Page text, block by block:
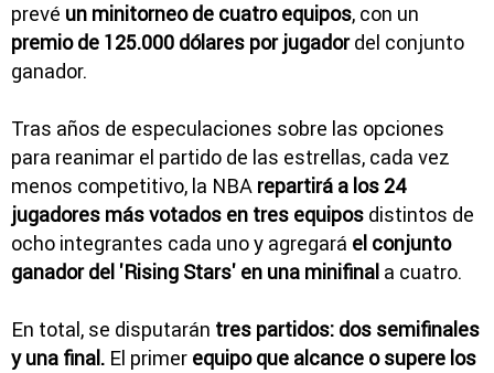
prevé un minitorneo de cuatro equipos, con un
premio de 125.000 dólares por jugadordel conjunto
ganador.
Tras años de especulaciones sobre las opciones
para reanimar el partido de las estrellas, cada vez
menos competitivo, la NBA repartirá a los 24
jugadores más votados en tres equipos distintos de
ocho integrantes cada uno y agregará el conjunto
ganador del 'Rising Stars' en una minifinal a cuatro.
En total, se disputarán tres partidos: dos semifinales
y una final. El primer equipo que alcance o supere los